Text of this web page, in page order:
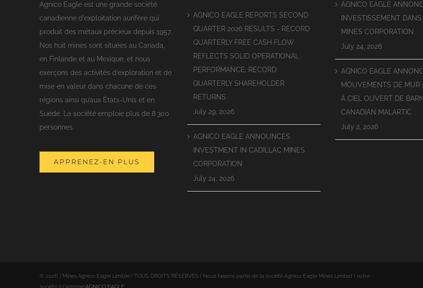
Agnico Eagle est une grande société
canadienne d’exploitation aurifère qui
produit des métaux précieux depuis 1957.
Nos huit mines sont situées au Canada,
en Finlande et au Mexique, et nous
exerçons des activités d’exploration et de
mise en valeur dans chacune de ces
régions ainsi qu’aux États-Unis et en
Suède. La société emploie plus de 8 300
personnes.
APPRENEZ-EN PLUS
AGNICO EAGLE REPORTS SECOND
QUARTER 2026 RESULTS - RECORD
QUARTERLY FREE CASH FLOW
REFLECTS SOLID OPERATIONAL
PERFORMANCE; RECORD
QUARTERLY SHAREHOLDER
RETURNS
July 29, 2026
AGNICO EAGLE ANNOUNCES
INVESTMENT IN CADILLAC MINES
CORPORATION
July 24, 2026
AGNICO EAGLE
INVESTISSEMENT
MINES CORPORATION
July 24, 2026
AGNICO EAGLE
MOUVEMENTS DE MUR
À CIEL OUVERT DE
CANADIAN MALARTIC
July 2, 2026
©2026 | Mines Agnico Eagle Limitée | TOUS DROITS RÉSERVÉS | Nous faisons partie de la société Agnico Eagle Mines Limited | notre
société à l'adresse:AGNICO EAGLE